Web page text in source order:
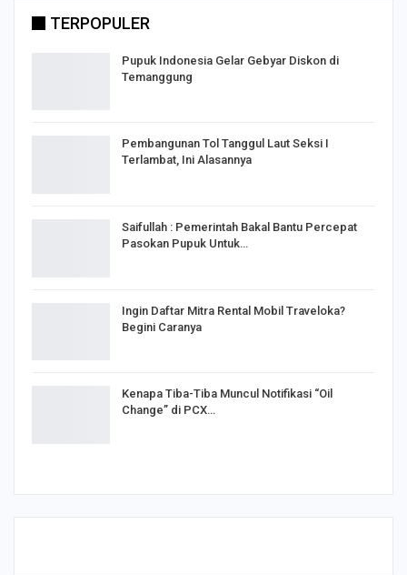
TERPOPULER
Pupuk Indonesia Gelar Gebyar Diskon di
Temanggung
Pembangunan Tol Tanggul Laut Seksi I
Terlambat, Ini Alasannya
Saifullah : Pemerintah Bakal Bantu Percepat
Pasokan Pupuk Untuk…
Ingin Daftar Mitra Rental Mobil Traveloka?
Begini Caranya
Kenapa Tiba-Tiba Muncul Notifikasi “Oil
Change” di PCX…